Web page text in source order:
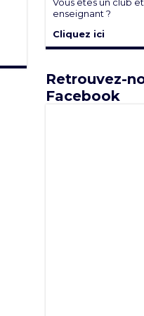
Vous êtes un club
enseignant ?
Cliquez ici
Retrouvez-
Facebook